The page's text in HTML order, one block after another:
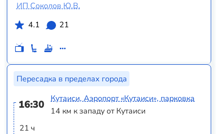
ИП Соколов Ю.В.
4.1
21
Пересадка в пределах города
16:30
21 ч
Кутаиси, Аэропорт «Кутаиси», парковка
14 км к западу от Кутаиси